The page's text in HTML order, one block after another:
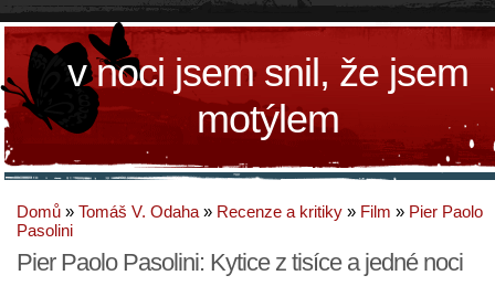
v noci jsem snil, že jsem
motýlem
Domů » Tomáš V. Odaha » Recenze a kritiky » Film » Pier Paolo
Pasolini
Pier Paolo Pasolini: Kytice z tisíce a jedné noci